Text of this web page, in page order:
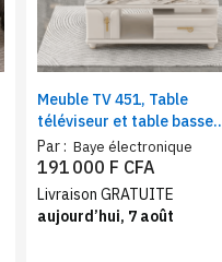
Meuble TV 451, Table
téléviseur et table basse
beige – Ensemble meuble
TV avec table basse
assortie
Par : Baye électronique
191 000 F CFA
Livraison GRATUITE
aujourd’hui, 7 août